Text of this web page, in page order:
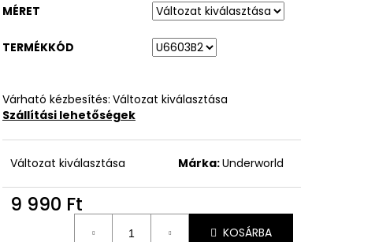
MÉRET
TERMÉKKÓD
Várható kézbesítés: Változat kiválasztása
Szállítási lehetőségek
Változat kiválasztása Márka:Underworld
9 990 Ft
KOSÁRBA